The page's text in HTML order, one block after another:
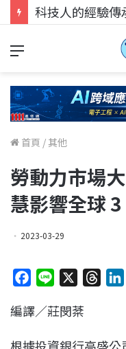
首頁 /其他
勞動力市場
慧影響全球
2023-03-29
c
n
編譯／莊閔棻
根據投資銀行高盛